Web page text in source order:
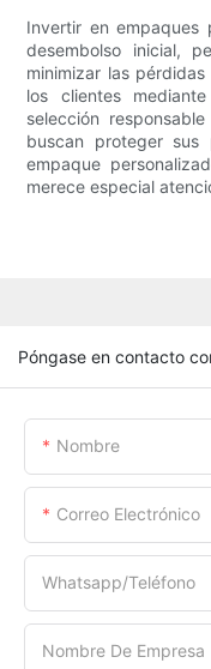
Invertir en empaques
desembolso inicial,
minimizar las
los clientes
selección
buscan proteger
empaque
merece especial
Póngase en contacto
Nombre
Correo Electrónico
Whatsapp/Teléfono
Nombre De Empresa